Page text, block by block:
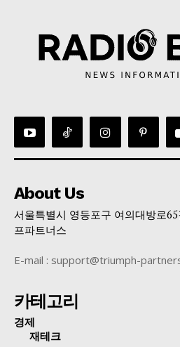
About Us
서울특별시 영등포구 여의대방로
프파트너스
E-mail : support@triumph-
카테고리
경제
재테크